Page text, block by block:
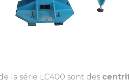
la série LC400 sont des